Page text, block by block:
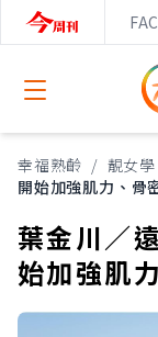
Open menu
幸福熟齡 / 靚女學
開始加強肌力、骨
葉金川／
始加強肌